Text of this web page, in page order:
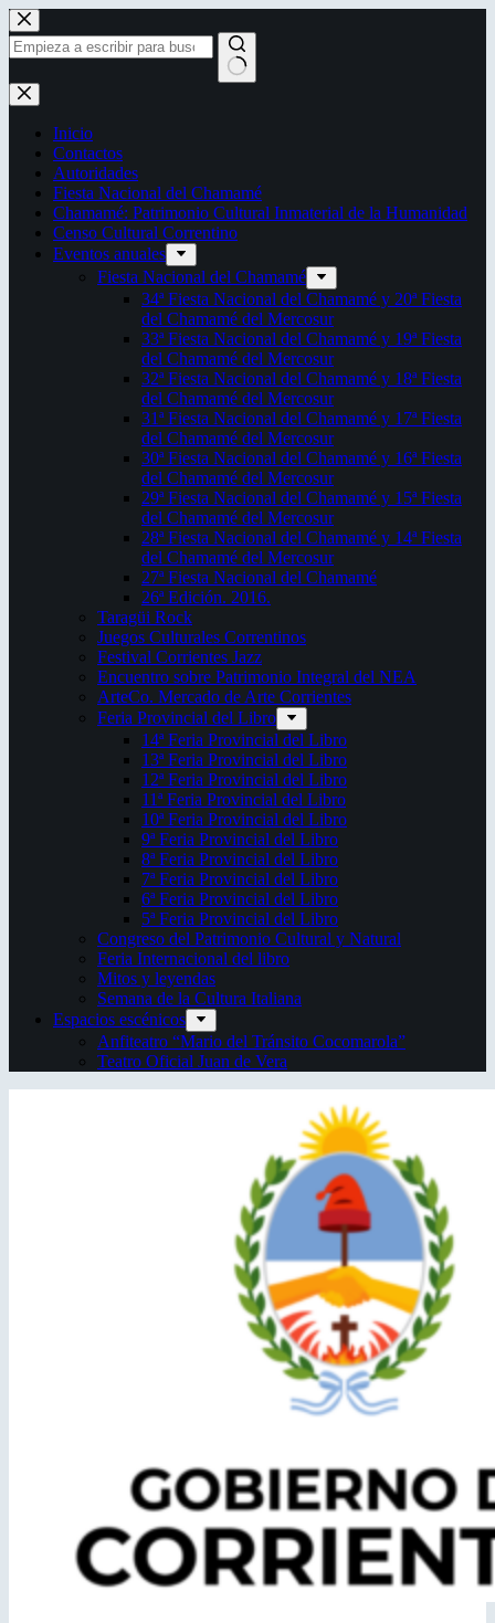
Saltar
al
contenido
Sin
resultados
Inicio
Contactos
Autoridades
Fiesta Nacional del Chamamé
Chamamé: Patrimonio Cultural Inmaterial de la Humanidad
Censo Cultural Correntino
Eventos anuales
Fiesta Nacional del Chamamé
34ª Fiesta Nacional del Chamamé y 20ª Fiesta
del Chamamé del Mercosur
33ª Fiesta Nacional del Chamamé y 19ª Fiesta
del Chamamé del Mercosur
32ª Fiesta Nacional del Chamamé y 18ª Fiesta
del Chamamé del Mercosur
31ª Fiesta Nacional del Chamamé y 17ª Fiesta
del Chamamé del Mercosur
30ª Fiesta Nacional del Chamamé y 16ª Fiesta
del Chamamé del Mercosur
29ª Fiesta Nacional del Chamamé y 15ª Fiesta
del Chamamé del Mercosur
28ª Fiesta Nacional del Chamamé y 14ª Fiesta
del Chamamé del Mercosur
27ª Fiesta Nacional del Chamamé
26ª Edición. 2016.
Taragüi Rock
Juegos Culturales Correntinos
Festival Corrientes Jazz
Encuentro sobre Patrimonio Integral del NEA
ArteCo. Mercado de Arte Corrientes
Feria Provincial del Libro
14ª Feria Provincial del Libro
13ª Feria Provincial del Libro
12ª Feria Provincial del Libro
11ª Feria Provincial del Libro
10ª Feria Provincial del Libro
9ª Feria Provincial del Libro
8ª Feria Provincial del Libro
7ª Feria Provincial del Libro
6ª Feria Provincial del Libro
5ª Feria Provincial del Libro
Congreso del Patrimonio Cultural y Natural
Feria Internacional del libro
Mitos y leyendas
Semana de la Cultura Italiana
Espacios escénicos
Anfiteatro “Mario del Tránsito Cocomarola”
Teatro Oficial Juan de Vera